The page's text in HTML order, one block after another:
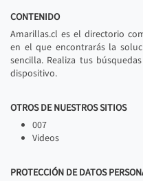
CONTENIDO
Amarillas.cl es el directorio
en el que encontrarás la
sencilla. Realiza tus
dispositivo.
OTROS DE NUESTROS SITIOS
007
Videos
PROTECCIÓN DE DATOS